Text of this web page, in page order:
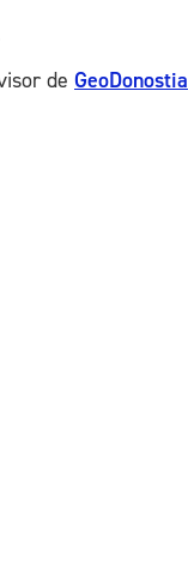
de GeoDonostia